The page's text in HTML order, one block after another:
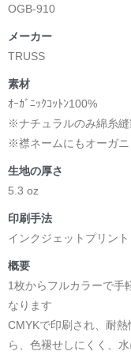
OGB-910
メーカー
TRUSS
素材
ｵｰｶﾞﾆｯｸｺｯﾄﾝ100%
※ナチュラルのみ綿糸縫
※襟ネームにもオーガ
生地の厚さ
5.3 oz
印刷手法
インクジェットプリント
概要
1枚からフルカラーで手
なります
CMYKで印刷され、耐
ら、色褪せしにくく、